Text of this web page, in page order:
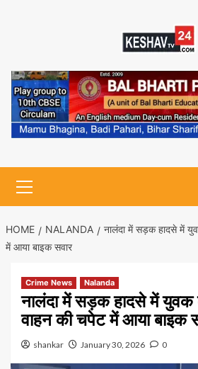
Menu
HOME NALANDA
नालंदा में सड़क हादसे में
में आया बाइक सवार
Crime News Nalanda
नालंदा में सड़क हादसे में युवक
वाहन की चपेट में आया बाइक
shankar January 30, 2026 0